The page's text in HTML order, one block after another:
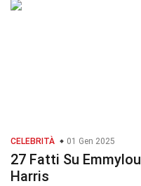
CELEBRITÀ 01 Gen 2025
27 Fatti Su Emmylou
Harris